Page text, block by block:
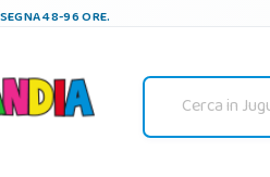
48-96 ORE.